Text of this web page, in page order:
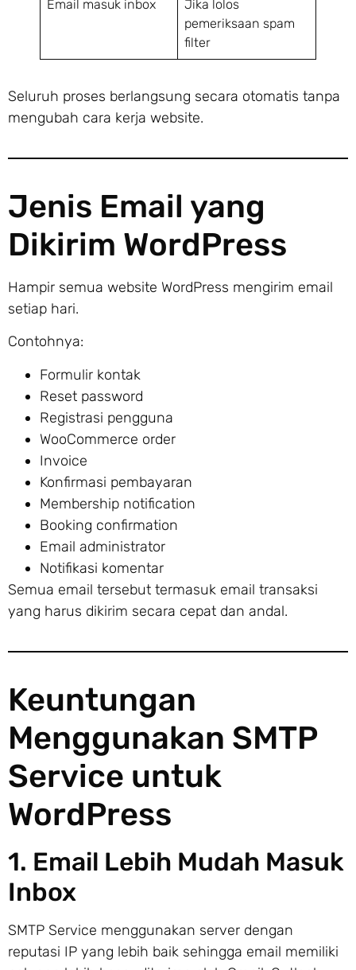
Email masuk inbox
Jika lolos
pemeriksaan spam
filter
Seluruh proses berlangsung secara otomatis tanpa
mengubah cara kerja website.
Jenis Email yang
Dikirim WordPress
Hampir semua website WordPress mengirim email
setiap hari.
Contohnya:
Formulir kontak
Reset password
Registrasi pengguna
WooCommerce order
Invoice
Konfirmasi pembayaran
Membership notification
Booking confirmation
Email administrator
Notifikasi komentar
Semua email tersebut termasuk email transaksi
yang harus dikirim secara cepat dan andal.
Keuntungan
Menggunakan SMTP
Service untuk
WordPress
1. Email Lebih Mudah Masuk
Inbox
SMTP Service menggunakan server dengan
reputasi IP yang lebih baik sehingga email memiliki